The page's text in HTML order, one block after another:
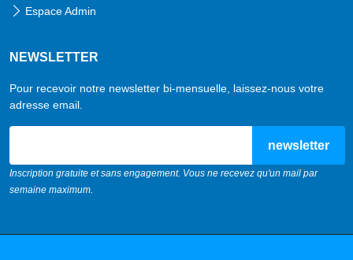
Espace Admin
NEWSLETTER
Pour recevoir notre newsletter bi-mensuelle, laissez-nous votre
adresse email.
Inscription gratuite et sans engagement. Vous ne recevez qu'un mail par
semaine maximum.